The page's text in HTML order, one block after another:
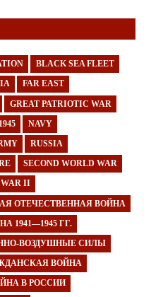
BLACK SEA FLEET
FAR EAST
GREAT PATRIOTIC WAR
NAVY
RUSSIA
SECOND WORLD WAR
II
ОТЕЧЕСТВЕННАЯ ВОЙНА
1941—1945 ГГ.
ВОЗДУШНЫЕ СИЛЫ
ВОЙНА
В РОССИИ